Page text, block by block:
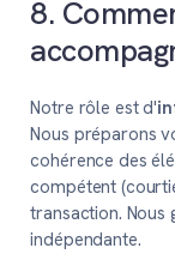
8.
Notre rôle est d'
Nous préparons
cohérence des
compétent
transaction. Nous
indépendante.